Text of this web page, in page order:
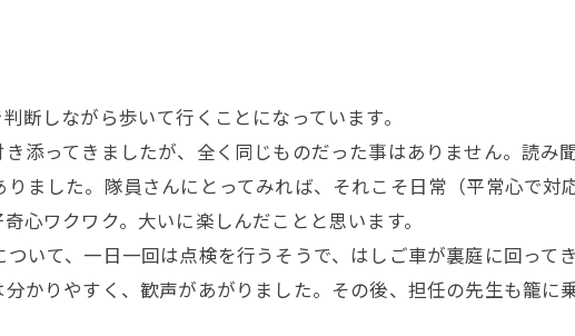
断しながら歩いて行くことになっています。
添ってきましたが、全く同じものだった事はありません。読み
ました。隊員さんにとってみれば、それこそ日常（平常心で対
心ワクワク。大いに楽しんだことと思います。
いて、一日一回は点検を行うそうで、はしご車が裏庭に回って
かりやすく、歓声があがりました。その後、担任の先生も籠に